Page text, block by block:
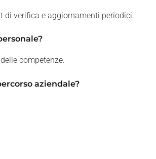
di verifica e aggiornamenti periodici.
competenze.
aziendale?